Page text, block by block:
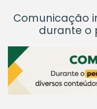
Comunicação
durante o